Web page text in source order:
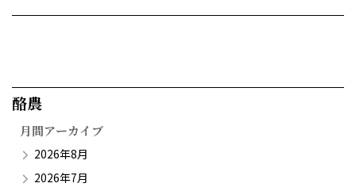
酪農​
月間アーカイブ
2026年8月
2026年7月